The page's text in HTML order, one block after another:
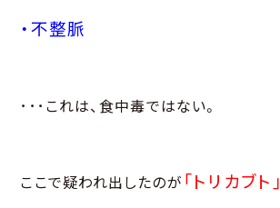
・不整脈
･･･これは、食中毒ではない。
ここで疑われ出したのが 「トリカブト」